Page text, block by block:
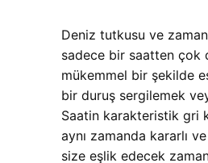
Deniz tutkusu ve
sadece bir saatten çok
mükemmel bir şekilde
bir duruş sergilemek
Saatin karakteristik gri
aynı zamanda kararlı
size eşlik edecek